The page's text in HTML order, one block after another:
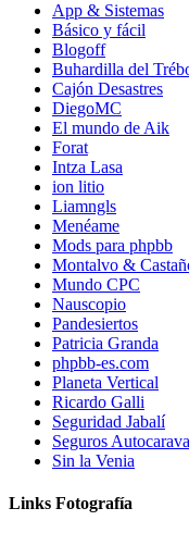
App & Sistemas
Básico y fácil
Blogoff
Buhardilla del
Cajón Desastres
DiegoMC
El mundo de Aik
Forat
Intza Lasa
ion litio
Liamngls
Menéame
Mods para phpbb
Montalvo &
Mundo CPC
Nauscopio
Pandesiertos
Patricia Granda
phpbb-es.com
Planeta Vertical
Ricardo Galli
Seguridad Jabalí
Seguros
Sin la Venia
Links Fotografía